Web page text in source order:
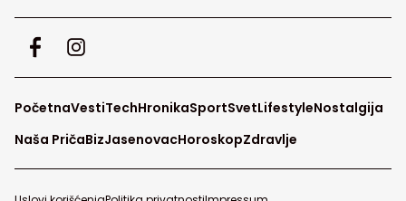
PočetnaVestiTechHronikaSportSvetLifestyleNostalgija
Naša PričaBizJasenovacHoroskopZdravlje